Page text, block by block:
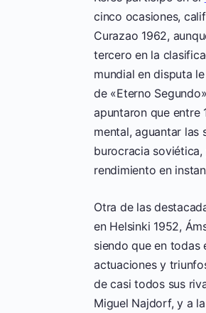
cinco ocasiones,
Curazao 1962,
tercero en la
mundial en disputa
de «Eterno
apuntaron que entre
mental, aguantar las
burocracia
rendimiento en
Otra de las
en Helsinki 1952,
siendo que en todas
actuaciones y
de casi todos sus
Miguel Najdorf, y a